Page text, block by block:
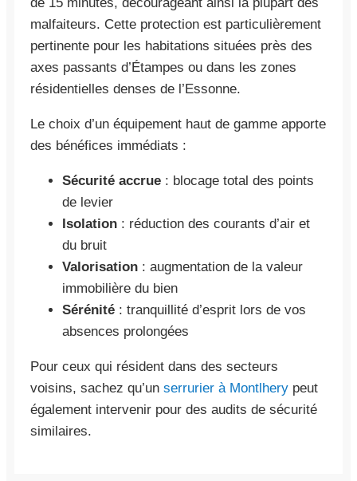
malfaiteurs. Cette protection est particulièrement
pertinente pour les habitations situées près des
axes passants d’Étampes ou dans les zones
résidentielles denses de l’Essonne.
Le choix d’un équipement haut de gamme apporte
des bénéfices immédiats :
Sécurité accrue : blocage total des points
de levier
Isolation : réduction des courants d’air et
du bruit
Valorisation : augmentation de la valeur
immobilière du bien
Sérénité : tranquillité d’esprit lors de vos
absences prolongées
Pour ceux qui résident dans des secteurs
voisins, sachez qu’un serrurier à Montlhery peut
également intervenir pour des audits de sécurité
similaires.